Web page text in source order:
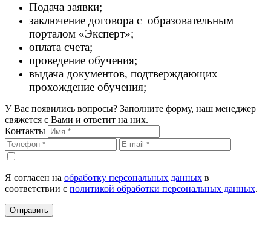
Подача заявки;
заключение договора с образовательным
порталом «Эксперт»;
оплата счета;
проведение обучения;
выдача документов, подтверждающих
прохождение обучения;
У Вас появились вопросы? Заполните форму, наш менеджер
свяжется с Вами и ответит на них.
Контакты
Я согласен на обработку персональных данных в
соответствии с политикой обработки персональных данных.
Отправить